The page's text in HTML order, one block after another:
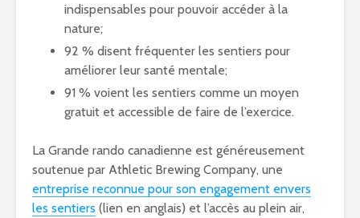
indispensables pour pouvoir accéder à la
nature;
92 % disent fréquenter les sentiers pour
améliorer leur santé mentale;
91 % voient les sentiers comme un moyen
gratuit et accessible de faire de l’exercice.
La Grande rando canadienne est généreusement
soutenue par Athletic Brewing Company, une
entreprise reconnue pour son engagement envers
les sentiers (lien en anglais) et l’accès au plein air,